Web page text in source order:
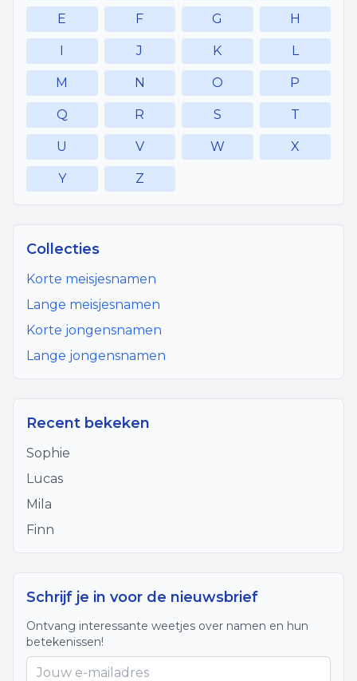
E F G H
I J K L
M N O P
Q R S T
U V W X
Y Z
Collecties
Korte meisjesnamen
Lange meisjesnamen
Korte jongensnamen
Lange jongensnamen
Recent bekeken
Sophie
Lucas
Mila
Finn
Schrijf je in voor de nieuwsbrief
Ontvang interessante weetjes over namen en hun
betekenissen!